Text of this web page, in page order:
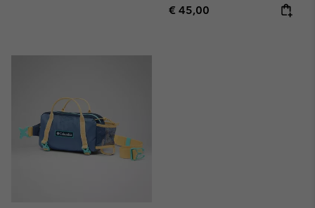
Regular price:
€ 45,00